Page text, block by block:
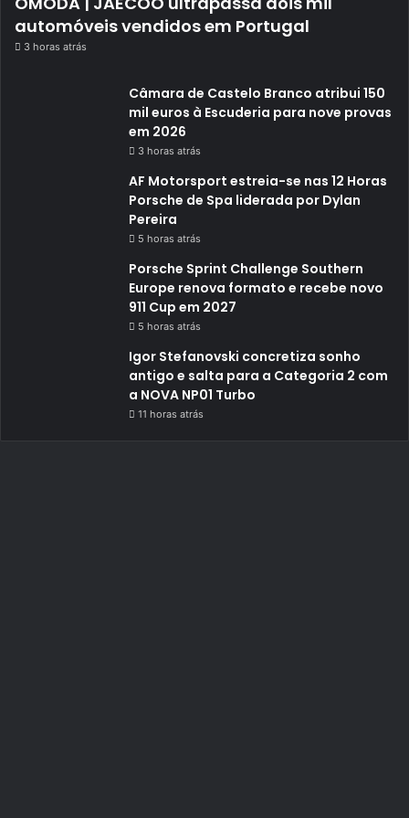
automóveis vendidos em Portugal
3 horas atrás
Câmara de Castelo Branco atribui 150
mil euros à Escuderia para nove provas
em 2026
3 horas atrás
AF Motorsport estreia-se nas 12 Horas
Porsche de Spa liderada por Dylan
Pereira
5 horas atrás
Porsche Sprint Challenge Southern
Europe renova formato e recebe novo
911 Cup em 2027
5 horas atrás
Igor Stefanovski concretiza sonho
antigo e salta para a Categoria 2 com
a NOVA NP01 Turbo
11 horas atrás